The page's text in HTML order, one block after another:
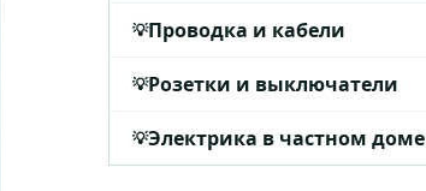
Проводка и кабели
Розетки и выключатели
Электрика в частном доме